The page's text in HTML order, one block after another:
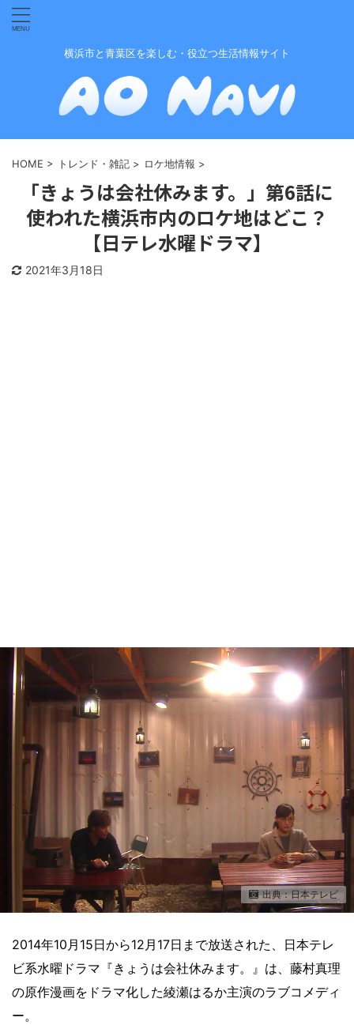
横浜市と青葉区を楽しむ・役立つ生活情報サイト
HOME > トレンド・雑記 > ロケ地情報 >
「きょうは会社休みます。」第6話に
使われた横浜市内のロケ地はどこ？
【日テレ水曜ドラマ】
2021年3月18日
出典：日本テレビ
2014年10月15日から12月17日まで放送された、日本テレ
ビ系水曜ドラマ『きょうは会社休みます。』は、藤村真理
の原作漫画をドラマ化した綾瀬はるか主演のラブコメディ
ー。